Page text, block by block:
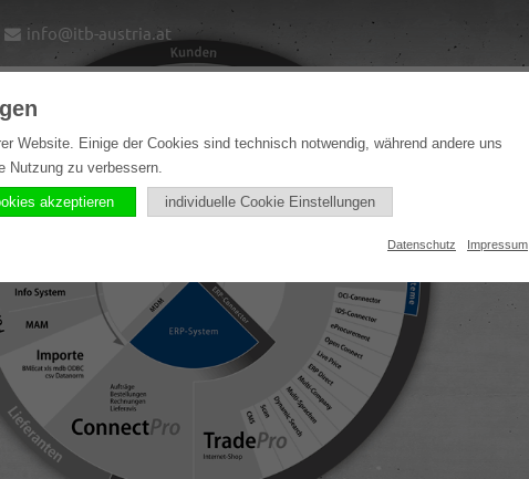
info@itb-austria.at
Website. Einige der Cookies sind technisch notwendig, während andere uns
Nutzung zu verbessern.
akzeptieren individuelle Cookie Einstellungen
Datenschutz Impressum